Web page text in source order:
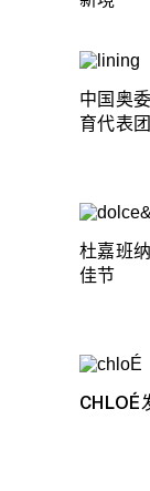
中国奥
育代表
杜嘉班
佳节
CHLOÉ